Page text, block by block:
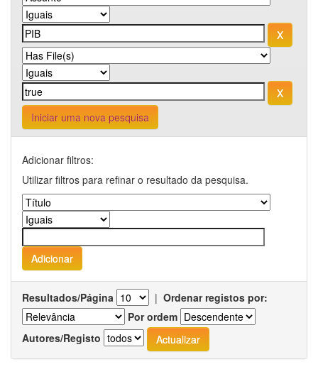
Iniciar uma nova pesquisa
Adicionar filtros:
Utilizar filtros para refinar o resultado da pesquisa.
Resultados/Página | Ordenar registos por:
Por ordem
Autores/Registo